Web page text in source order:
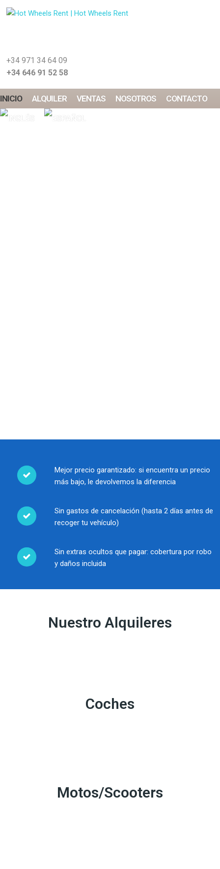
+34 971 34 64 09
+34 646 91 52 58
INICIO ALQUILER VENTAS NOSOTROS CONTACTO
Mejor precio garantizado: si encuentra un precio
más bajo, le devolvemos la diferencia
Sin gastos de cancelación (hasta 2 días antes de
recoger tu vehículo)
Sin extras ocultos que pagar: cobertura por robo
y daños incluida
Nuestro Alquileres
Coches
Motos/Scooters